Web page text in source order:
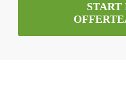
START